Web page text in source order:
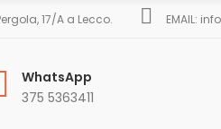
17/A a Lecco. EMAIL:
WhatsApp
375 5363411